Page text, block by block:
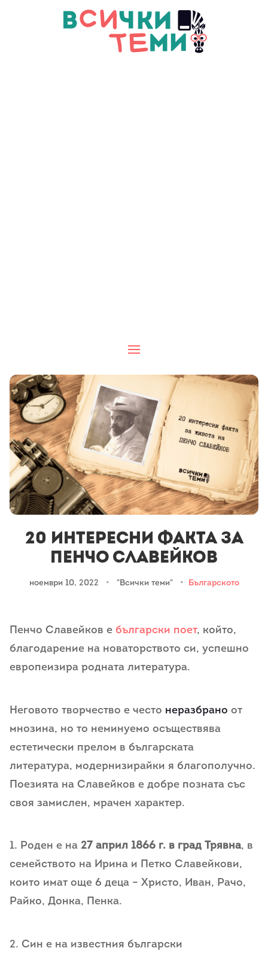
20 интересни факта за
Пенчо Славейков
ноември 10, 2022 • "Всички теми" • Българското
Пенчо Славейков е български поет, който,
благодарение на новаторството си, успешно
европеизира родната литература.
Неговото творчество е често неразбрано от
мнозина, но то неминуемо осъществява
естетически прелом в българската
литература, модернизирайки я благополучно.
Поезията на Славейков е добре позната със
своя замислен, мрачен характер.
1. Роден е на 27 април 1866 г. в град Трявна, в
семейството на Ирина и Петко Славейкови,
които имат още 6 деца – Христо, Иван, Рачо,
Райко, Донка, Пенка.
2. Син е на известния български